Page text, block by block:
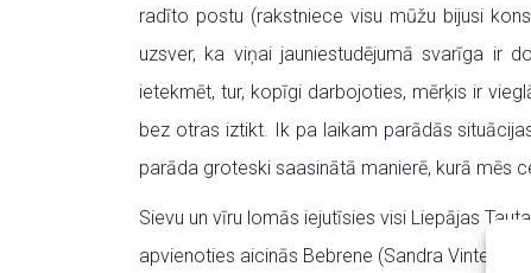
radīto postu (rakstniece visu mūžu bijusi
uzsver, ka viņai jauniestudējumā svarīga ir
ietekmēt, tur, kopīgi darbojoties, mērķis ir
bez otras iztikt. Ik pa laikam parādās
parāda groteski saasinātā manierē, kurā mēs
Sievu un vīru lomās iejutīsies visi Liepājas
apvienoties aicinās Bebrene (Sandra Vintere).